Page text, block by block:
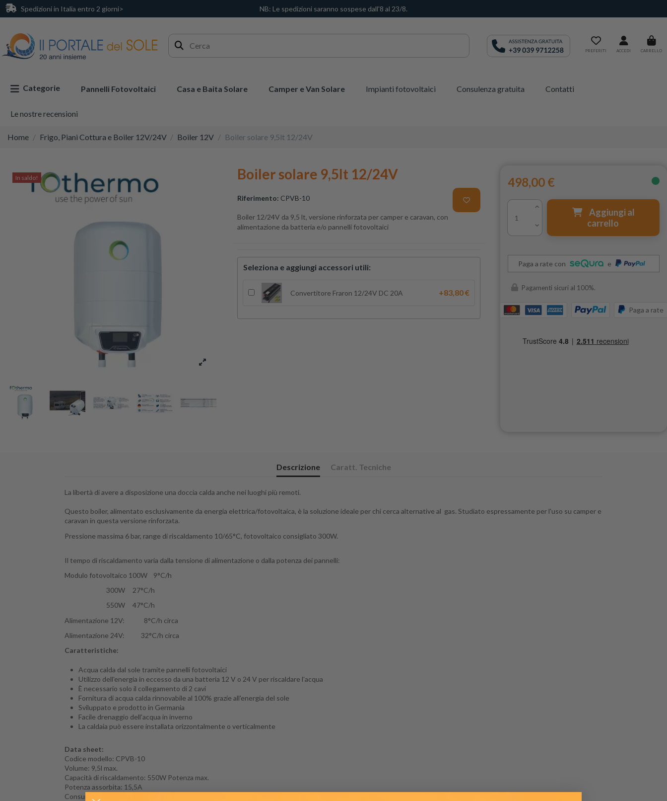
Spedizioni in Italia entro 2 giorni> NB: Le spedizioni saranno sospese dall'8 al 23/8.
PREFERITI ACCEDI CARRELLO
Categorie Pannelli Fotovoltaici Casa e Baita Solare Camper e Van Solare Impianti fotovoltaici Consulenza gratuita Contatti
Le nostre recensioni
Home Frigo, Piani Cottura e Boiler 12V/24V Boiler 12V Boiler solare 9,5lt 12/24V
In saldo! Boiler solare 9,5lt 12/24V
Riferimento: CPVB-10
Boiler 12/24V da 9,5 lt, versione rinforzata per camper e caravan, con
alimentazione da batteria e/o pannelli fotovoltaici
Seleziona e aggiungi accessori utili:
Convertitore Fraron 12/24V DC 20A +83,80 €
498,00 €
Aggiungi al
carrello
Paga a rate con e
Pagamenti sicuri al 100%.
Paga a rate
Descrizione Caratt. Tecniche
La libertà di avere a disposizione una doccia calda anche nei luoghi più remoti.
Questo boiler, alimentato esclusivamente da energia elettrica/fotovoltaica, è la soluzione ideale per chi cerca alternative al gas. Studiato espressamente per l'uso su camper e
caravan in questa versione rinforzata.
Pressione massima 6 bar, range di riscaldamento 10/65°C, fotovoltaico consigliato 300W.
Il tempo di riscaldamento varia dalla tensione di alimentazione o dalla potenza dei pannelli:
Modulo fotovoltaico 100W 9°C/h
300W 27°C/h
550W 47°C/h
Alimentazione 12V: 8°C/h circa
Alimentazione 24V: 32°C/h circa
Caratteristiche:
Acqua calda dal sole tramite pannelli fotovoltaici
Utilizzo dell'energia in eccesso da una batteria 12 V o 24 V per riscaldare l'acqua
È necessario solo il collegamento di 2 cavi
Fornitura di acqua calda rinnovabile al 100% grazie all'energia del sole
Sviluppato e prodotto in Germania
Facile drenaggio dell'acqua in inverno
La caldaia può essere installata orizzontalmente o verticalmente
Data sheet:
Codice modello: CPVB-10
Volume: 9,5l max.
Capacità di riscaldamento: 550W Potenza max.
Potenza assorbita: 15,5A
Consumo energetico: (processo di riscaldamento da 15 °C a 65 °C) Wh 580